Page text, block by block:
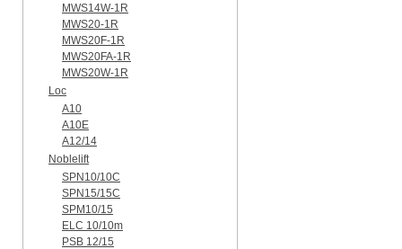
MWS14W-1R
MWS20-1R
MWS20F-1R
MWS20FA-1R
MWS20W-1R
Loc
A10
A10E
A12/14
Noblelift
SPN10/10C
SPN15/15C
SPM10/15
ELC 10/10m
PSB 12/15